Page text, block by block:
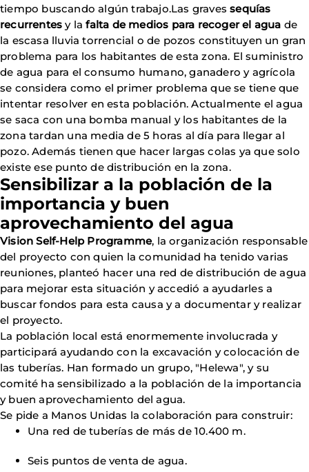
tiempo buscando algún trabajo.Las gravessequías
recurrentes y lafalta de medios para recoger el agua de
la escasa lluvia torrencial o de pozos constituyen un gran
problema para los habitantes de esta zona. El suministro
de agua para el consumo humano, ganadero y agrícola
se considera como el primer problema que se tiene que
intentar resolver en esta población. Actualmente el agua
se saca con una bomba manual y los habitantes de la
zona tardan una media de 5 horas al día para llegar al
pozo. Además tienen que hacer largas colas ya que solo
existe ese punto de distribución en la zona.
Sensibilizar a la población de la
importancia y buen
aprovechamiento del agua
Vision Self-Help Programme, la organización responsable
del proyecto con quien la comunidad ha tenido varias
reuniones, planteó hacer una red de distribución de agua
para mejorar esta situación y accedió a ayudarles a
buscar fondos para esta causa y a documentar y realizar
el proyecto.
La población local está enormemente involucrada y
participará ayudando con la excavación y colocación de
las tuberías. Han formado un grupo, "Helewa", y su
comité ha sensibilizado a la población de la importancia
y buen aprovechamiento del agua.
Se pide a Manos Unidas la colaboración para construir:
Una red de tuberías de más de 10.400 m.
Seis puntos de venta de agua.